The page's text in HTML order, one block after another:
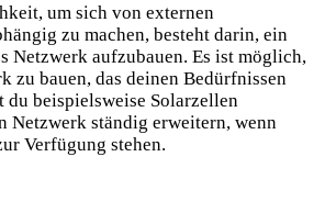
um sich ⁣von externen
zu ⁣machen, besteht darin, ein
Netzwerk aufzubauen. Es ist möglich,
zu ‍bauen, ‌das deinen Bedürfnissen
du beispielsweise ​Solarzellen
Netzwerk ständig erweitern, wenn
Verfügung stehen.⁣